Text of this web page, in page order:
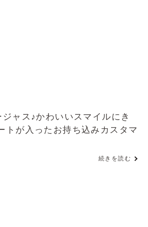
ジャス♪かわいいスマイルにき
トが入ったお持ち込みカスタマ
続きを読む